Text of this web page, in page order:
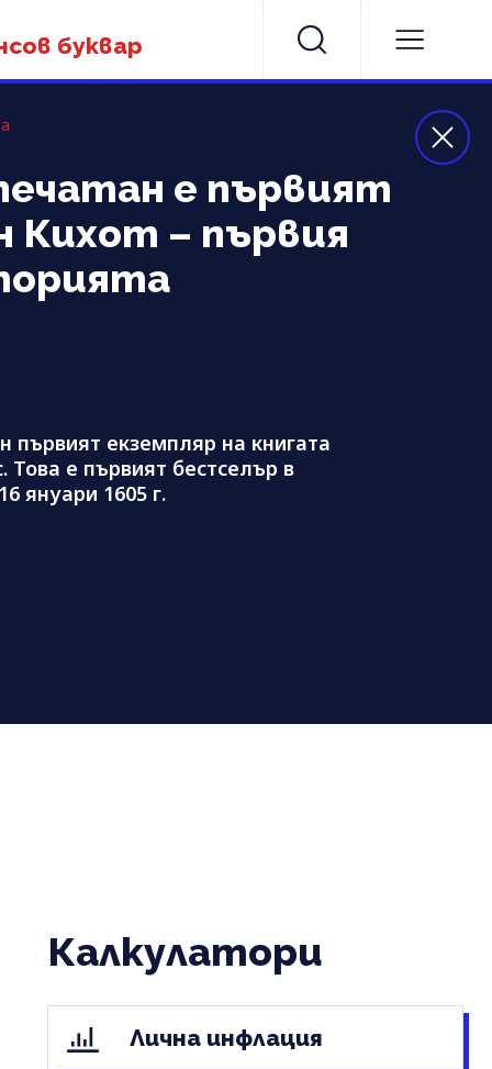
буквар
е първият
Кихот – първия
първият екземпляр на книгата
е първият бестселър в
януари 1605 г.
Калкулатори
Лична инфлация